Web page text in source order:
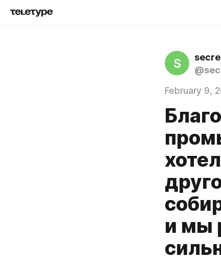
S
February 9,
и мы